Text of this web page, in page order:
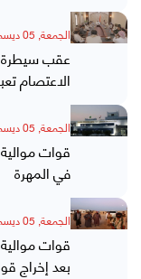
الجمعة, 05 ديسمبر, 2025
عقب سيطرة
الاعتصام
الجمعة, 05 ديسمبر, 2025
قوات
في المهرة
الجمعة, 05 ديسمبر, 2025
قوات
بعد إخراج